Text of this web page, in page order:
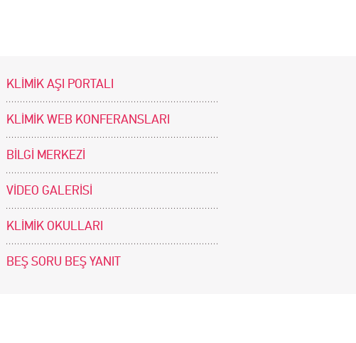
KLİMİK AŞI PORTALI
KLİMİK WEB KONFERANSLARI
BİLGİ MERKEZİ
VİDEO GALERİSİ
KLİMİK OKULLARI
BEŞ SORU BEŞ YANIT